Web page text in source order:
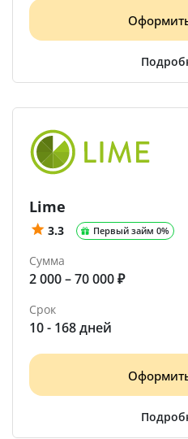
Lime
3.3 Первый займ 0%
Сумма
2 000 – 70 000 ₽
Срок
10 - 168 дней